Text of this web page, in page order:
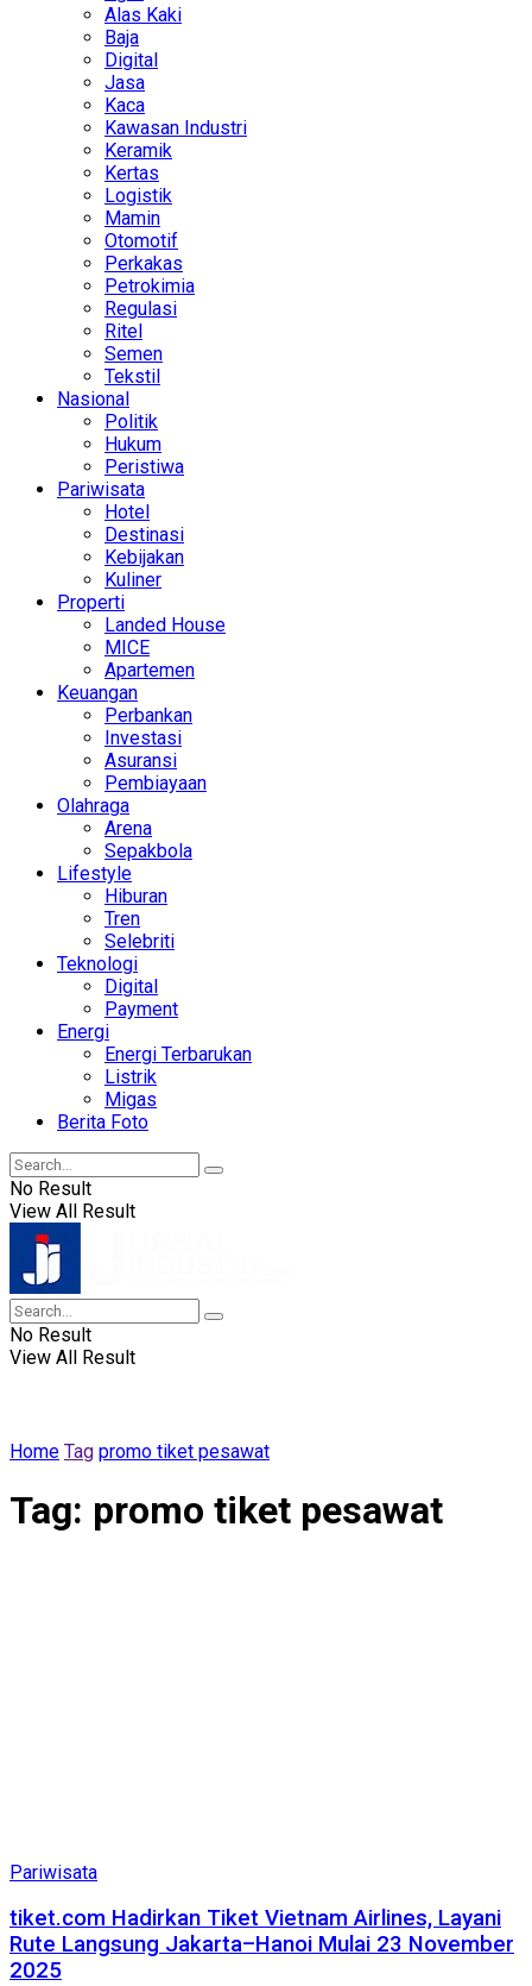
Alas Kaki
Baja
Digital
Jasa
Kaca
Kawasan Industri
Keramik
Kertas
Logistik
Mamin
Otomotif
Perkakas
Petrokimia
Regulasi
Ritel
Semen
Tekstil
Nasional
Politik
Hukum
Peristiwa
Pariwisata
Hotel
Destinasi
Kebijakan
Kuliner
Properti
Landed House
MICE
Apartemen
Keuangan
Perbankan
Investasi
Asuransi
Pembiayaan
Olahraga
Arena
Sepakbola
Lifestyle
Hiburan
Tren
Selebriti
Teknologi
Digital
Payment
Energi
Energi Terbarukan
Listrik
Migas
Berita Foto
No Result
View All Result
No Result
View All Result
Home Tag promo tiket pesawat
Tag: promo tiket pesawat
Pariwisata
tiket.com Hadirkan Tiket Vietnam Airlines, Layani
Rute Langsung Jakarta–Hanoi Mulai 23 November
2025